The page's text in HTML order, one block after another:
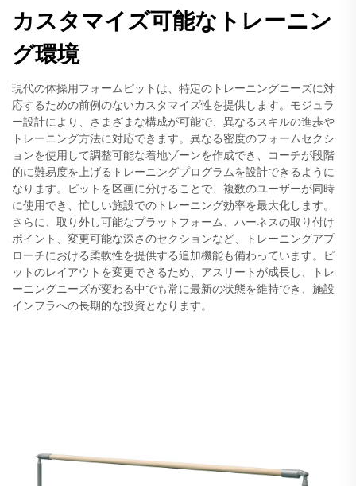
カスタマイズ可能なトレーニン
グ環境
現代の体操用フォームピットは、特定のトレーニングニーズに対
応するための前例のないカスタマイズ性を提供します。モジュラ
ー設計により、さまざまな構成が可能で、異なるスキルの進歩や
トレーニング方法に対応できます。異なる密度のフォームセクシ
ョンを使用して調整可能な着地ゾーンを作成でき、コーチが段階
的に難易度を上げるトレーニングプログラムを設計できるように
なります。ピットを区画に分けることで、複数のユーザーが同時
に使用でき、忙しい施設でのトレーニング効率を最大化します。
さらに、取り外し可能なプラットフォーム、ハーネスの取り付け
ポイント、変更可能な深さのセクションなど、トレーニングアプ
ローチにおける柔軟性を提供する追加機能も備わっています。ピ
ットのレイアウトを変更できるため、アスリートが成長し、トレ
ーニングニーズが変わる中でも常に最新の状態を維持でき、施設
インフラへの長期的な投資となります。